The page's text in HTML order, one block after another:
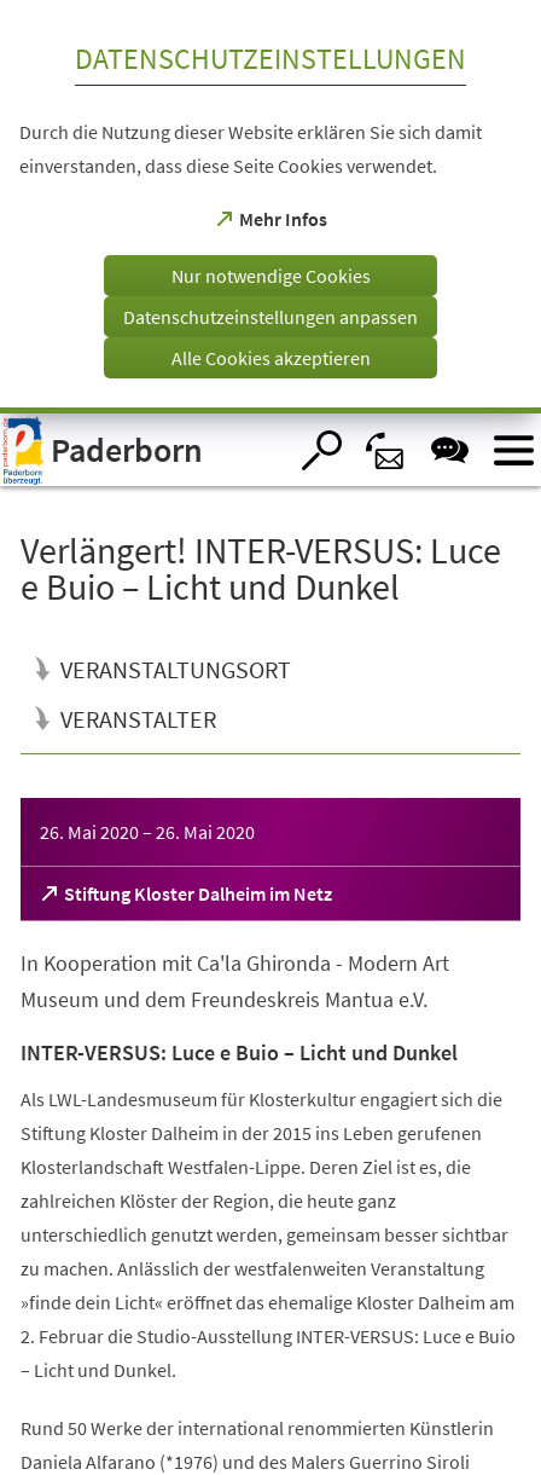
Visuelle
Assistenzsoftware
öffnen.
DATENSCHUTZEINSTELLUNGEN
Durch die Nutzung dieser Website erklären Sie sich damit
einverstanden, dass diese Seite Cookies verwendet.
Mehr Infos
(Öffnet
einem
Tab)
Nur notwendige Cookies
Datenschutzeinstellungen anpassen
Alle Cookies akzeptieren
Paderborn
Verlängert! INTER-VERSUS: Luce
e Buio – Licht und Dunkel
VERANSTALTUNGSORT
VERANSTALTER
26. Mai 2020– 26. Mai 2020
Stiftung Kloster Dalheim im Netz
(Öffnet
in
neuen
In Kooperation mit Ca'la Ghironda - Modern Art
Museum und dem Freundeskreis Mantua e.V.
INTER-VERSUS: Luce e Buio – Licht und Dunkel
Als LWL-Landesmuseum für Klosterkultur engagiert sich die
Stiftung Kloster Dalheim in der 2015 ins Leben gerufenen
Klosterlandschaft Westfalen-Lippe. Deren Ziel ist es, die
zahlreichen Klöster der Region, die heute ganz
unterschiedlich genutzt werden, gemeinsam besser sichtbar
zu machen. Anlässlich der westfalenweiten Veranstaltung
»finde dein Licht« eröffnet das ehemalige Kloster Dalheim am
2. Februar die Studio-Ausstellung INTER-VERSUS: Luce e Buio
– Licht und Dunkel.
Rund 50 Werke der international renommierten Künstlerin
Daniela Alfarano (*1976) und des Malers Guerrino Siroli